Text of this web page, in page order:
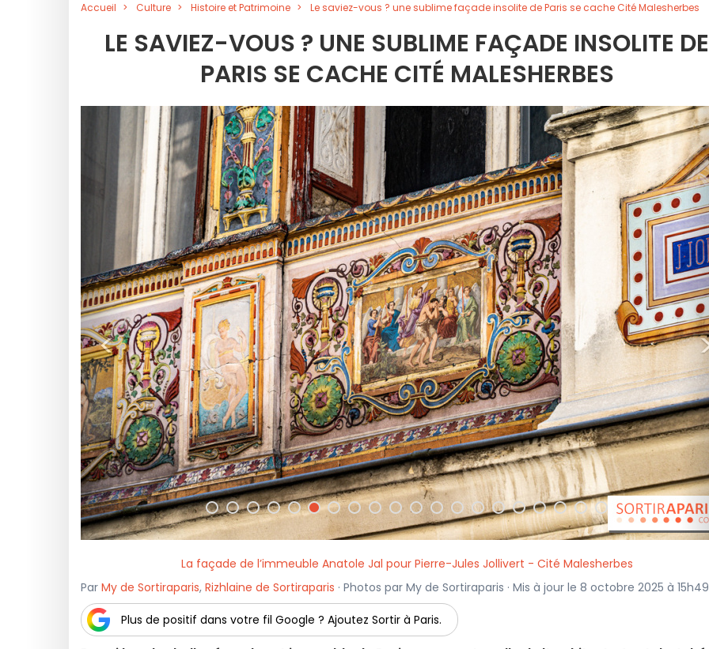
Accueil Culture Histoire et Patrimoine Le saviez-vous ? une sublime façade insolite de Paris se cache Cité Malesherbes
LE SAVIEZ-VOUS ? UNE SUBLIME FAÇADE INSOLITE DE
PARIS SE CACHE CITÉ MALESHERBES
<
La façade de l’immeuble Anatole Jal pour Pierre-Jules Jollivert - Cité Malesherbes
Par My de Sortiraparis, Rizhlaine de Sortiraparis · Photos par My de Sortiraparis · Mis à jour le 8 octobre 2025 à 15h49
Plus de positif dans votre fil Google ? Ajoutez Sortir à Paris.